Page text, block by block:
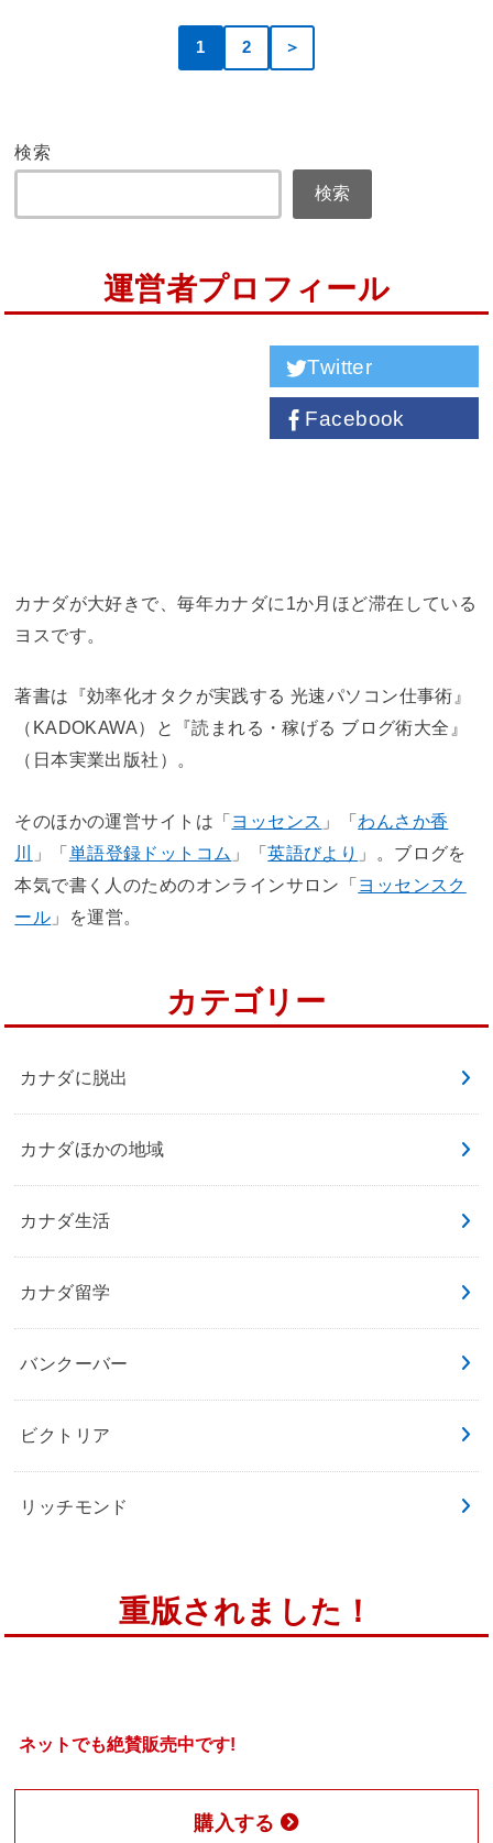
1 2 ＞
検索
検索
運営者プロフィール
Twitter
Facebook
カナダが大好きで、毎年カナダに1か月ほど滞在している
ヨスです。
著書は『効率化オタクが実践する 光速パソコン仕事術』
（KADOKAWA）と『読まれる・稼げる ブログ術大全』
（日本実業出版社）。
そのほかの運営サイトは「ヨッセンス 」「わんさか香
川
」「単語登録ドットコム 」「英語びより 」。ブログを
本気で書く人のためのオンラインサロン「ヨッセンスク
ール 」を運営。
カテゴリー
カナダに脱出
カナダほかの地域
カナダ生活
カナダ留学
バンクーバー
ビクトリア
リッチモンド
重版されました！